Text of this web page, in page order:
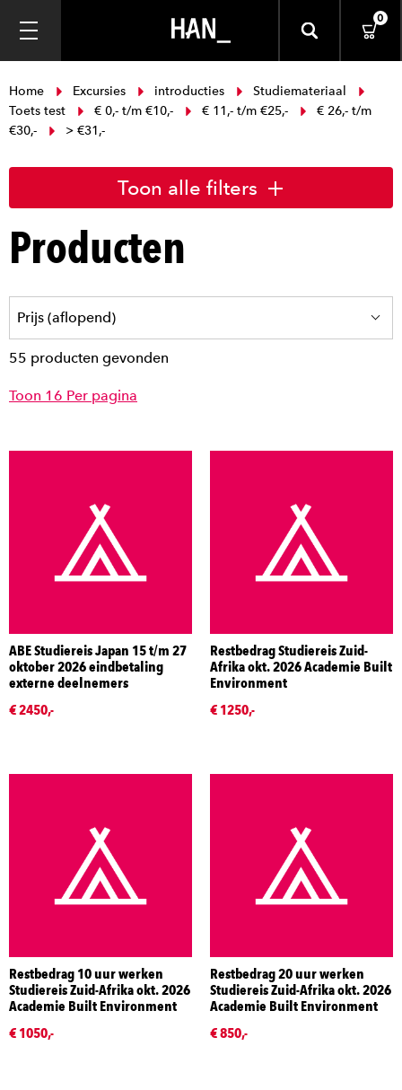
0
Home Excursies introducties
Studiemateriaal
Toets test
€ 0,- t/m €10,- € 11,- t/m €25,-
€ 26,- t/m
€30,-
> €31,-
Toon alle filters
Producten
55 producten gevonden
Toon 16 Per pagina
ABE Studiereis Japan 15 t/m 27
oktober 2026 eindbetaling
externe deelnemers
€ 2450,-
Restbedrag Studiereis Zuid-
Afrika okt. 2026 Academie Built
Environment
€ 1250,-
Restbedrag 10 uur werken
Studiereis Zuid-Afrika okt. 2026
Academie Built Environment
€ 1050,-
Restbedrag 20 uur werken
Studiereis Zuid-Afrika okt. 2026
Academie Built Environment
€ 850,-